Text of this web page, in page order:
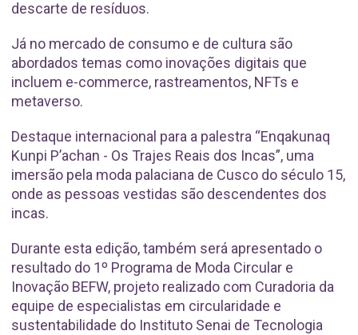
descarte de resíduos.
Já no mercado de consumo e de cultura são
abordados temas como inovações digitais que
incluem e-commerce, rastreamentos, NFTs e
metaverso.
Destaque internacional para a palestra “Enqakunaq
Kunpi P’achan - Os Trajes Reais dos Incas”, uma
imersão pela moda palaciana de Cusco do século 15,
onde as pessoas vestidas são descendentes dos
incas.
Durante esta edição, também será apresentado o
resultado do 1º Programa de Moda Circular e
Inovação BEFW, projeto realizado com Curadoria da
equipe de especialistas em circularidade e
sustentabilidade do Instituto Senai de Tecnologia